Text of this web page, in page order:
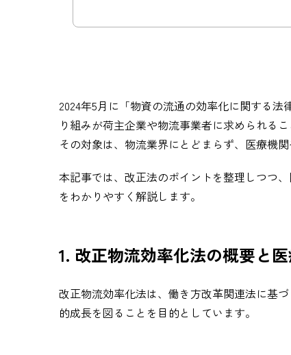
2024年5月に「物資の流通の効率化に関する
り組みが荷主企業や物流事業者に求められるこ
その対象は、物流業界にとどまらず、医療機
本記事では、改正法のポイントを整理しつつ
をわかりやすく解説します。
1. 改正物流効率化法の概要と
改正物流効率化法は、働き方改革関連法に基
的成長を図ることを目的としています。